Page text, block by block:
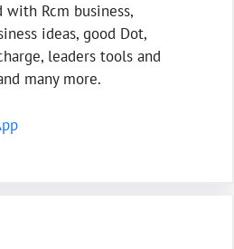
Rcm business,
ideas, good Dot,
leaders tools and
many more.